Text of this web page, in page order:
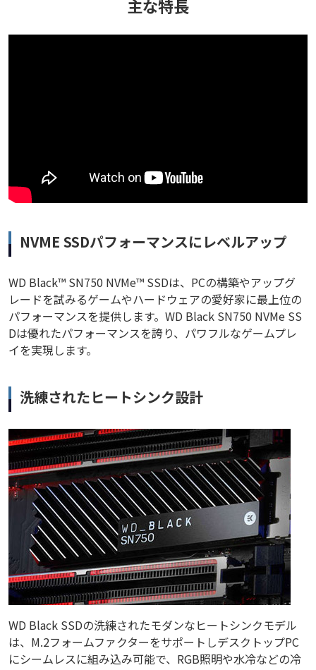
主な特長
NVME SSDパフォーマンスにレベルアップ
WD Black™ SN750 NVMe™ SSDは、PCの構築やアップグ
レードを試みるゲームやハードウェアの愛好家に最上位の
パフォーマンスを提供します。WD Black SN750 NVMe SS
Dは優れたパフォーマンスを誇り、パワフルなゲームプレ
イを実現します。
洗練されたヒートシンク設計
WD Black SSDの洗練されたモダンなヒートシンクモデル
は、M.2フォームファクターをサポートしデスクトップPC
にシームレスに組み込み可能で、RGB照明や水冷などの冷